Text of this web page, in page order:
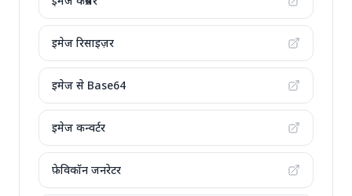
इमेज रिसाइज़र
इमेज से Base64
इमेज कन्वर्टर
फ़ेविकॉन जनरेटर